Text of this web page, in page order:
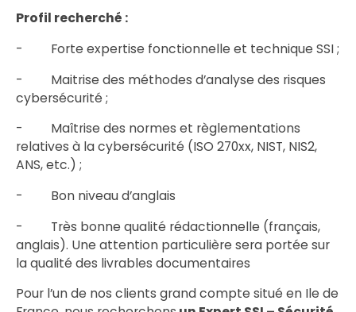
Profil recherché :
- Forte expertise fonctionnelle et technique SSI ;
- Maitrise des méthodes d’analyse des risques
cybersécurité ;
- Maîtrise des normes et règlementations
relatives à la cybersécurité (ISO 270xx, NIST, NIS2,
ANS, etc.) ;
- Bon niveau d’anglais
- Très bonne qualité rédactionnelle (français,
anglais). Une attention particulière sera portée sur
la qualité des livrables documentaires
Pour l’un de nos clients grand compte situé en Ile de